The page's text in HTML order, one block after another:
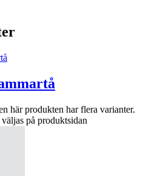
här produkten har flera varianter.
på produktsidan